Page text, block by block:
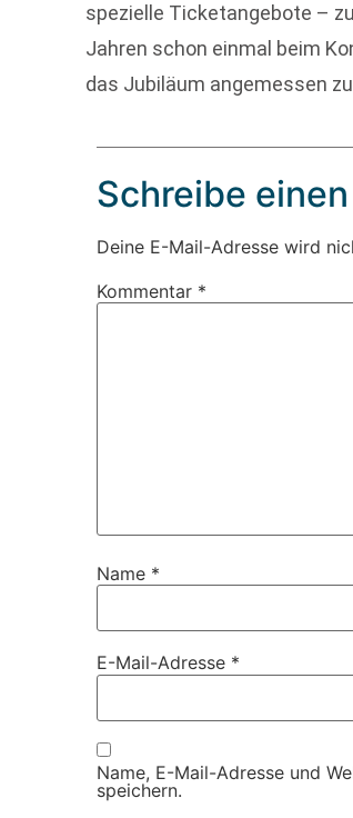
spezielle Ticketangebote –
Jahren schon einmal beim
das Jubiläum angemessen
Schreibe
Deine E-Mail-Adresse wird
Kommentar *
Name *
E-Mail-Adresse *
Name, E-Mail-Adresse und
speichern.